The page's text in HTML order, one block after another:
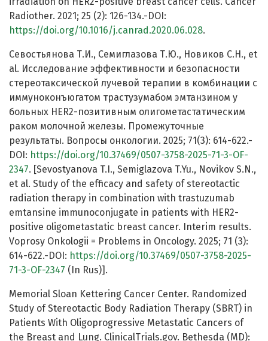
Radiother. 2021; 25 (2): 126-134.-DOI:
https://doi.org/10.1016/j.canrad.2020.06.028.
Севостьянова Т.И., Семиглазова Т.Ю., Новиков С.Н., et
al. Исследование эффективности и безопасности
стереотаксической лучевой терапии в комбинации с
иммуноконъюгатом трастузумабом эмтанзином у
больных HER2-позитивным олигометастатическим
раком молочной железы. Промежуточные
результаты. Вопросы онкологии. 2025; 71(3): 614-622.-
DOI: https://doi.org/10.37469/0507-3758-2025-71-3-OF-
2347. [Sevostyanova T.I., Semiglazova T.Yu., Novikov S.N.,
et al. Study of the efficacy and safety of stereotactic
radiation therapy in combination with trastuzumab
emtansine immunoconjugate in patients with HER2-
positive oligometastatic breast cancer. Interim results.
Voprosy Onkologii = Problems in Oncology. 2025; 71 (3):
614-622.-DOI: https://doi.org/10.37469/0507-3758-2025-
71-3-OF-2347 (In Rus)].
Memorial Sloan Kettering Cancer Center. Randomized
Study of Stereotactic Body Radiation Therapy (SBRT) in
Patients With Oligoprogressive Metastatic Cancers of
the Breast and Lung. ClinicalTrials.gov. Bethesda (MD):